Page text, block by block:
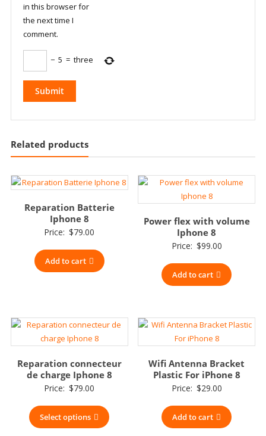
in this browser for
the next time I
comment.
− 5 = three
Related products
Reparation Batterie
Iphone 8
Price: $79.00
Add to cart
Power flex with volume
Iphone 8
Price: $99.00
Add to cart
Reparation connecteur
de charge Iphone 8
Price: $79.00
Select options
Wifi Antenna Bracket
Plastic For iPhone 8
Price: $29.00
Add to cart